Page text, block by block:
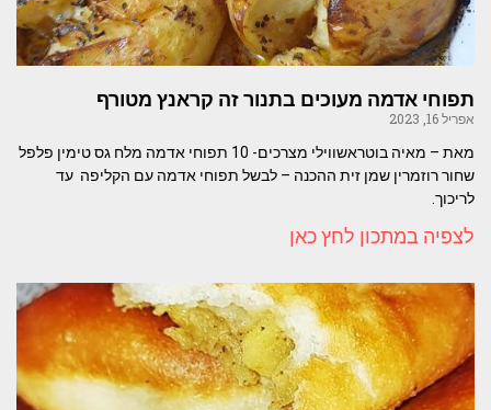
תפוחי אדמה מעוכים בתנור זה קראנץ מטורף
אפריל 16, 2023
מאת – מאיה בוטראשווילי מצרכים- 10 תפוחי אדמה מלח גס טימין פלפל
שחור רוזמרין שמן זית ההכנה – לבשל תפוחי אדמה עם הקליפה עד
לריכוך.
לצפיה במתכון לחץ כאן